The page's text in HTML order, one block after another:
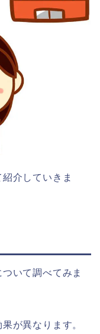
介していきま
いて調べてみま
が異なります。